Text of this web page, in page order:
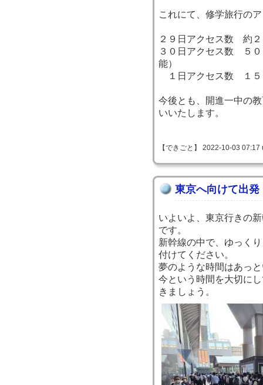
これにて、修学旅行の
２９日アクセス数 約２
３０日アクセス数 ５
能）
１日アクセス数 １５
今後とも、開進一中の
いいたします。
【できごと】 2022-10-03
東京へ向けて出発
いよいよ、東京行きの
です。
新幹線の中で、ゆっく
付けてください。
夢のような時間はあっ
今という時間を大切に
きましょう。